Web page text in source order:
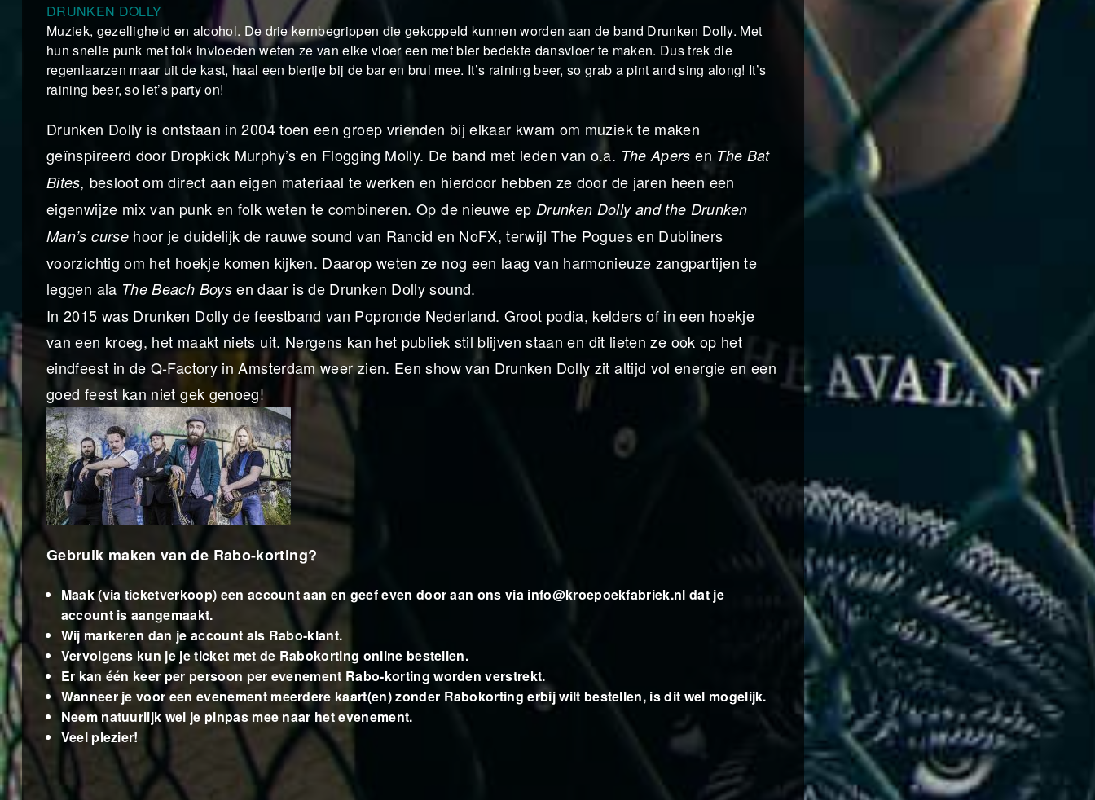
DRUNKEN DOLLY
Muziek, gezelligheid en alcohol. De drie kernbegrippen die gekoppeld kunnen worden aan de band Drunken Dolly. Met
hun snelle punk met folk invloeden weten ze van elke vloer een met bier bedekte dansvloer te maken. Dus trek die
regenlaarzen maar uit de kast, haal een biertje bij de bar en brul mee. It’s raining beer, so grab a pint and sing along! It’s
raining beer, so let’s party on!
Drunken Dolly is ontstaan in 2004 toen een groep vrienden bij elkaar kwam om muziek te maken
geïnspireerd door Dropkick Murphy’s en Flogging Molly. De band met leden van o.a. The Apersen The Bat
Bites, besloot om direct aan eigen materiaal te werken en hierdoor hebben ze door de jaren heen een
eigenwijze mix van punk en folk weten te combineren. Op de nieuwe ep Drunken Dolly and the Drunken
Man’s cursehoor je duidelijk de rauwe sound van Rancid en NoFX, terwijl The Pogues en Dubliners
voorzichtig om het hoekje komen kijken. Daarop weten ze nog een laag van harmonieuze zangpartijen te
leggen ala The Beach Boys en daar is de Drunken Dolly sound.
In 2015 was Drunken Dolly de feestband van Popronde Nederland. Groot podia, kelders of in een hoekje
van een kroeg, het maakt niets uit. Nergens kan het publiek stil blijven staan en dit lieten ze ook op het
eindfeest in de Q-Factory in Amsterdam weer zien. Een show van Drunken Dolly zit altijd vol energie en een
goed feest kan niet gek genoeg!
Gebruik maken van de Rabo-korting?
Maak (via ticketverkoop) een account aan en geef even door aan ons via info@kroepoekfabriek.nl dat je
account is aangemaakt.
Wij markeren dan je account als Rabo-klant.
Vervolgens kun je je ticket met de Rabokorting online bestellen.
Er kan één keer per persoon per evenement Rabo-korting worden verstrekt.
Wanneer je voor een evenement meerdere kaart(en) zonder Rabokorting erbij wilt bestellen, is dit wel mogelijk.
Neem natuurlijk wel je pinpas mee naar het evenement.
Veel plezier!